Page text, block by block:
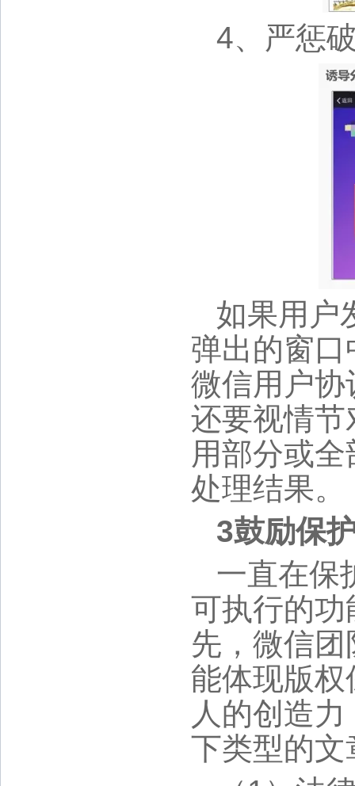
4、严惩
如果用户
弹出的窗口
微信用户
还要视情
用部分或
处理结果。
3鼓励保
一直在保
可执行的功
先，微信团
能体现版权
人的创造
下类型的